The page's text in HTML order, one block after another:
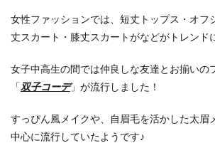
女性ファッションでは、短丈トップス・オフ
丈スカート・膝丈スカートがなどがトレンド
女子中高生の間では仲良しな友達とお揃いの
「双子コーデ」が流行しました！
すっぴん風メイクや、自眉毛を活かした太眉
中心に流行していたようです♪